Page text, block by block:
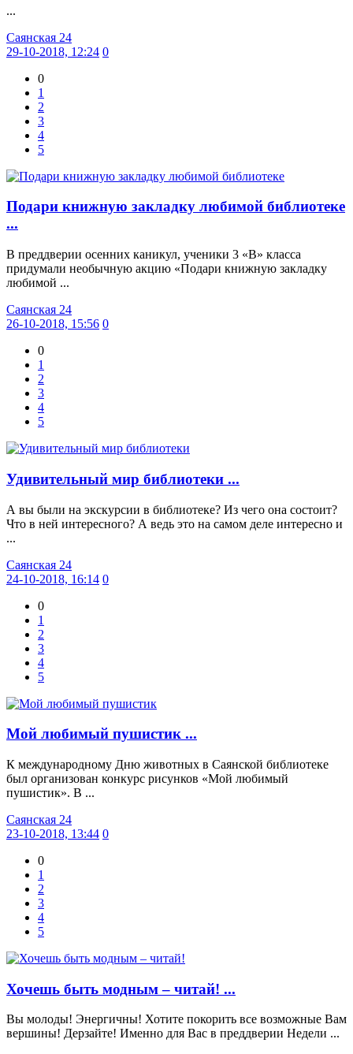
...
Саянская 24
29-10-2018, 12:24 0
0
1
2
3
4
5
Подари книжную закладку любимой библиотеке
...
В преддверии осенних каникул, ученики 3 «В» класса
придумали необычную акцию «Подари книжную закладку
любимой ...
Саянская 24
26-10-2018, 15:56 0
0
1
2
3
4
5
Удивительный мир библиотеки ...
А вы были на экскурсии в библиотеке? Из чего она состоит?
Что в ней интересного? А ведь это на самом деле интересно и
...
Саянская 24
24-10-2018, 16:14 0
0
1
2
3
4
5
Мой любимый пушистик ...
К международному Дню животных в Саянской библиотеке
был организован конкурс рисунков «Мой любимый
пушистик». В ...
Саянская 24
23-10-2018, 13:44 0
0
1
2
3
4
5
Хочешь быть модным – читай! ...
Вы молоды! Энергичны! Хотите покорить все возможные Вам
вершины! Дерзайте! Именно для Вас в преддверии Недели ...